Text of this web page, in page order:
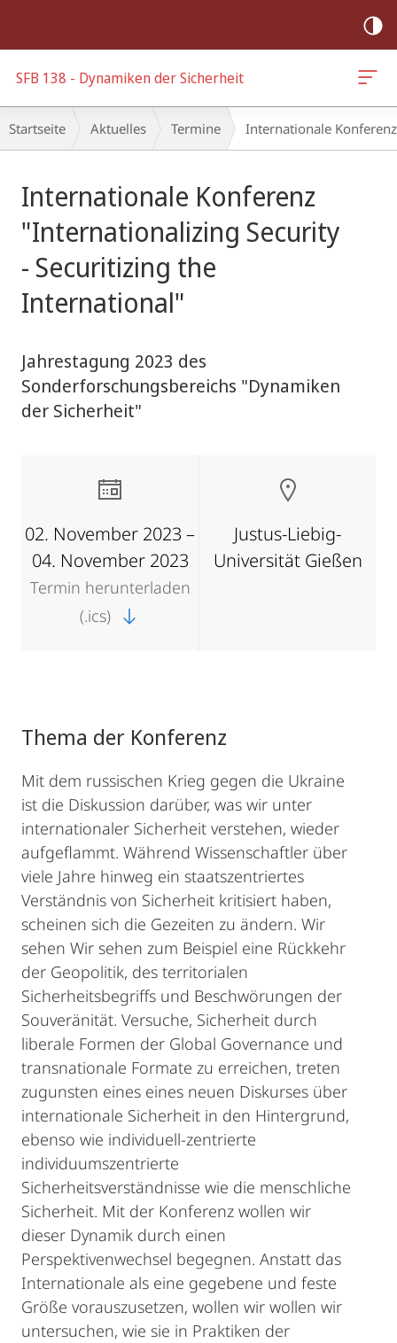
SFB 138 - Dynamiken der Sicherheit
Breadcrumb-
Navigation
Startseite Aktuelles Termine Internationale
Internationale Konferenz
"Internationalizing Security
- Securitizing the
International"
Jahrestagung 2023 des
Sonderforschungsbereichs "Dynamiken
der Sicherheit"
02. November 2023 –
04. November 2023
Termin herunterladen
(.ics)
Justus-Liebig-
Universität Gießen
Thema der Konferenz
Mit dem russischen Krieg gegen die Ukraine
ist die Diskussion darüber, was wir unter
internationaler Sicherheit verstehen, wieder
aufgeflammt. Während Wissenschaftler über
viele Jahre hinweg ein staatszentriertes
Verständnis von Sicherheit kritisiert haben,
scheinen sich die Gezeiten zu ändern. Wir
sehen Wir sehen zum Beispiel eine Rückkehr
der Geopolitik, des territorialen
Sicherheitsbegriffs und Beschwörungen der
Souveränität. Versuche, Sicherheit durch
liberale Formen der Global Governance und
transnationale Formate zu erreichen, treten
zugunsten eines eines neuen Diskurses über
internationale Sicherheit in den Hintergrund,
ebenso wie individuell-zentrierte
individuumszentrierte
Sicherheitsverständnisse wie die menschliche
Sicherheit. Mit der Konferenz wollen wir
dieser Dynamik durch einen
Perspektivenwechsel begegnen. Anstatt das
Internationale als eine gegebene und feste
Größe vorauszusetzen, wollen wir wollen wir
untersuchen, wie sie in Praktiken der